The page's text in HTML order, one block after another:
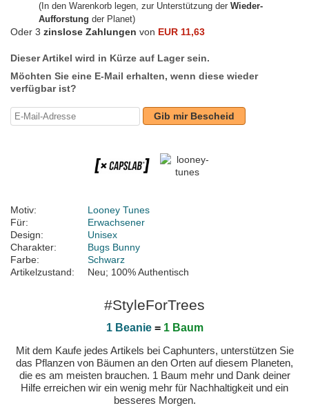
(In den Warenkorb legen, zur Unterstützung der Wieder-
Aufforstung der Planet)
Oder 3 zinslose Zahlungen von EUR 11,63
Dieser Artikel wird in Kürze auf Lager sein.
Möchten Sie eine E-Mail erhalten, wenn diese wieder
verfügbar ist?
Gib mir Bescheid
Motiv:
Looney Tunes
Für:
Erwachsener
Design:
Unisex
Charakter:
Bugs Bunny
Farbe:
Schwarz
Artikelzustand:
Neu; 100% Authentisch
#StyleForTrees
1 Beanie= 1 Baum
Mit dem Kaufe jedes Artikels bei Caphunters, unterstützen Sie
das Pflanzen von Bäumen an den Orten auf diesem Planeten,
die es am meisten brauchen. 1 Baum mehr und Dank deiner
Hilfe erreichen wir ein wenig mehr für Nachhaltigkeit und ein
besseres Morgen.